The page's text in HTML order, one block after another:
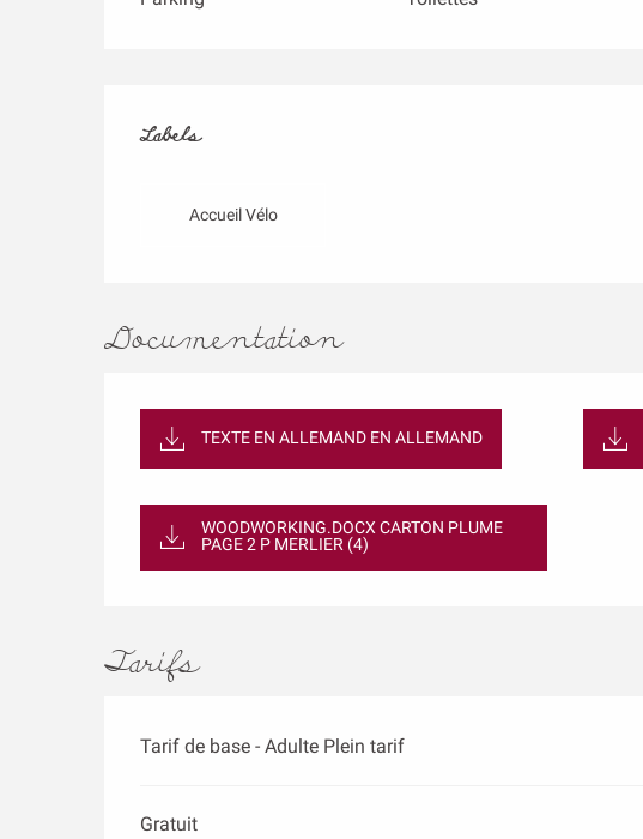
Offres de prestations
Labels
Labels
Accueil Vélo
Documentation
TEXTE EN ALLEMAND EN ALLEMAND
WOODWORKING.DOCX CARTON PLUME
PAGE 2 P MERLIER (4)
Tarifs
Tarif de base - Adulte Plein tarif
Gratuit